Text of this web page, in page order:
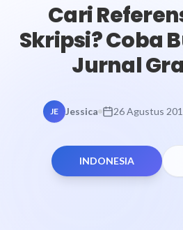
Cari
Skripsi? Coba
Jurnal
JE Jessica 26 Agustus
INDONESIA